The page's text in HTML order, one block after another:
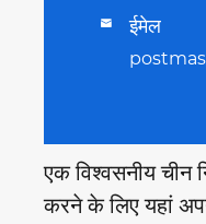
 ईमेल
एक विश्वसनीय चीन
करने के लिए यहां